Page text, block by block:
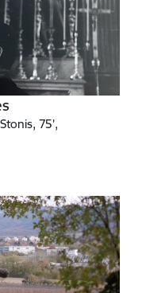
75’,